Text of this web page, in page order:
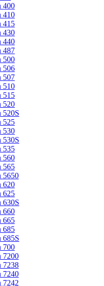
400
410
415
430
440
487
500
506
507
510
515
520
520S
525
530
530S
535
560
565
5650
620
625
630S
660
665
685
685S
700
7200
7238
7240
7242